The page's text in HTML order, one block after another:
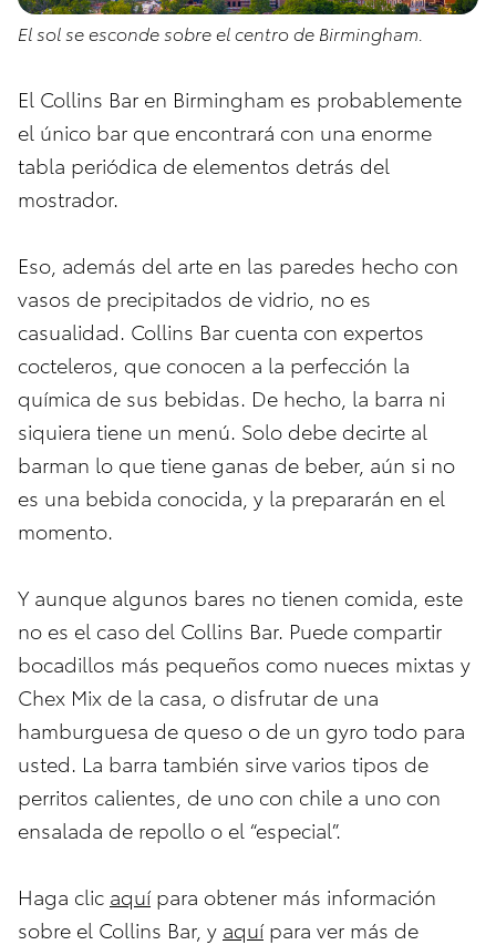
El sol se esconde sobre el centro de Birmingham.
El Collins Bar en Birmingham es probablemente
el único bar que encontrará con una enorme
tabla periódica de elementos detrás del
mostrador.
Eso, además del arte en las paredes hecho con
vasos de precipitados de vidrio, no es
casualidad. Collins Bar cuenta con expertos
cocteleros, que conocen a la perfección la
química de sus bebidas. De hecho, la barra ni
siquiera tiene un menú. Solo debe decirte al
barman lo que tiene ganas de beber, aún si no
es una bebida conocida, y la prepararán en el
momento.
Y aunque algunos bares no tienen comida, este
no es el caso del Collins Bar. Puede compartir
bocadillos más pequeños como nueces mixtas y
Chex Mix de la casa, o disfrutar de una
hamburguesa de queso o de un gyro todo para
usted. La barra también sirve varios tipos de
perritos calientes, de uno con chile a uno con
ensalada de repollo o el “especial”.
Haga clic aquípara obtener más información
sobre el Collins Bar, y aquípara ver más de